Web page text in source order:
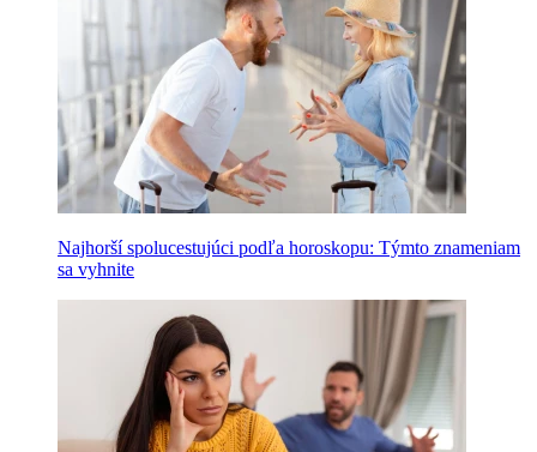
Najhorší spolucestujúci podľa horoskopu: Týmto znameniam
sa vyhnite